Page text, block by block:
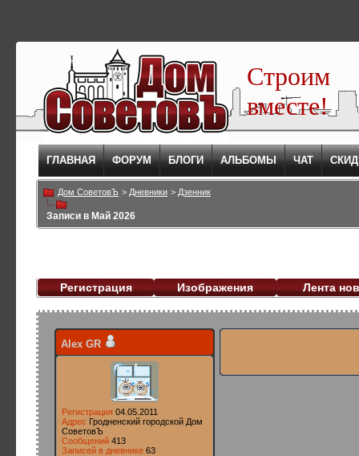
Строим
вместе!
ГЛАВНАЯ ФОРУМ БЛОГИ АЛЬБОМЫ ЧАТ
Дом СоветовЪ > Дневники > Дзенник
Записи в Май 2026
Регистрация Изображения Лента
Alex GR
Регистрация 04.05.2011
Адрес Гродненский городской Дом
СоветовЪ
Сообщений 413
Записей в дневнике 63